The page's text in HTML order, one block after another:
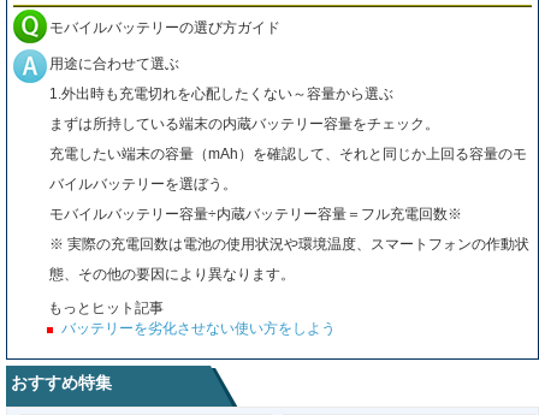
モバイルバッテリーの選び方ガイド
用途に合わせて選ぶ
1.外出時も充電切れを心配したくない～容量から選ぶ
まずは所持している端末の内蔵バッテリー容量をチェック。
充電したい端末の容量（mAh）を確認して、それと同じか上回る容量のモ
バイルバッテリーを選ぼう。
モバイルバッテリー容量÷内蔵バッテリー容量＝フル充電回数※
※ 実際の充電回数は電池の使用状況や環境温度、スマートフォンの作動状
態、その他の要因により異なります。
もっとヒット記事
バッテリーを劣化させない使い方をしよう
おすすめ特集